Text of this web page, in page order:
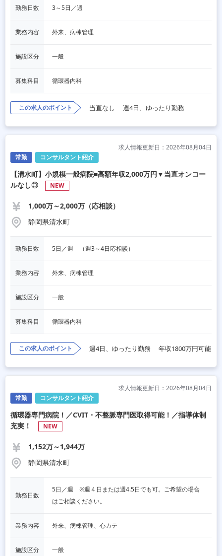
勤務日数 3～5日／週
業務内容 外来、病棟管理
施設区分 一般
募集科目 循環器内科
この求人のポイント 当直なし 週4日、ゆったり勤務
常勤 コンサルタント紹介
求人情報更新日：2026年08月04日
【清水町】小規模一般病院■高額年収2,000万円▼当直オンコー
ルなし◎
NEW
1,000万～2,000万（応相談）
静岡県清水町
勤務日数 5日／週　（週3～4日応相談）
業務内容 外来、病棟管理
施設区分 一般
募集科目 循環器内科
この求人のポイント 週4日、ゆったり勤務 年収1800万円可能
常勤 コンサルタント紹介
求人情報更新日：2026年08月04日
循環器専門病院！／CVIT・不整脈専門医取得可能！／指導体制
充実！
NEW
1,152万～1,944万
静岡県清水町
勤務日数
5日／週　※週４日または週4.5日でも可。ご希望の場合
はご相談ください。
業務内容 外来、病棟管理、心カテ
施設区分 一般